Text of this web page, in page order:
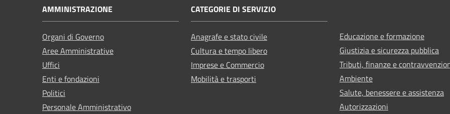
AMMINISTRAZIONE
Organi di Governo
Aree Amministrative
Uffici
Enti e fondazioni
Politici
Personale Amministrativo
CATEGORIE DI SERVIZIO
Anagrafe e stato civile
Cultura e tempo libero
Imprese e Commercio
Mobilità e trasporti
Educazione e formazione
Giustizia e sicurezza pubblica
Tributi, finanze e
Ambiente
Salute, benessere e assistenza
Autorizzazioni